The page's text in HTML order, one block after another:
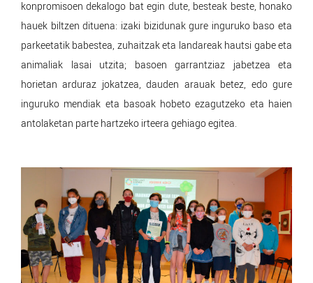
konpromisoen dekalogo bat egin dute, besteak beste, honako
hauek biltzen dituena: izaki bizidunak gure inguruko baso eta
parkeetatik babestea, zuhaitzak eta landareak hautsi gabe eta
animaliak lasai utzita; basoen garrantziaz jabetzea eta
horietan arduraz jokatzea, dauden arauak betez, edo gure
inguruko mendiak eta basoak hobeto ezagutzeko eta haien
antolaketan parte hartzeko irteera gehiago egitea.